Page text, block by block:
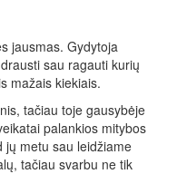
jausmas. Gydytoja
sau ragauti kurių
mažais kiekiais.
tačiau toje gausybėje
palankios mitybos
jų metu sau leidžiame
tačiau svarbu ne tik